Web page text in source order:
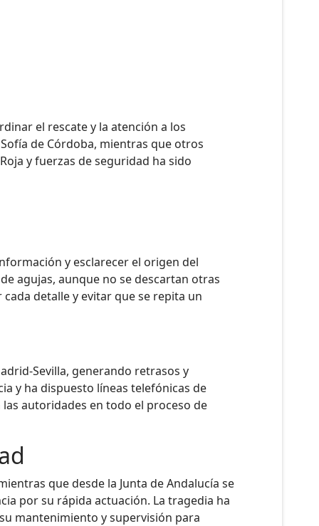
el rescate y la atención a los
de Córdoba, mientras que otros
y fuerzas de seguridad ha sido
y esclarecer el origen del
agujas, aunque no se descartan otras
detalle y evitar que se repita un
Sevilla, generando retrasos y
y ha dispuesto líneas telefónicas de
autoridades en todo el proceso de
que desde la Junta de Andalucía se
por su rápida actuación. La tragedia ha
mantenimiento y supervisión para